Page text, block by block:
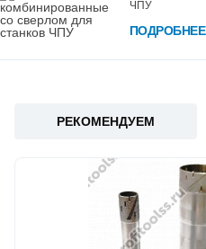
ЧПУ
ПОДРОБНЕЕ
РЕКОМЕНДУЕМ